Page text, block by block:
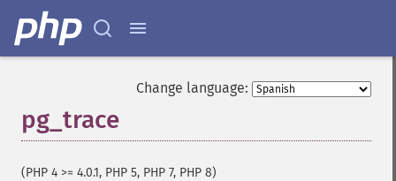
Change language:
pg_trace
(PHP 4 >= 4.0.1, PHP 5, PHP 7, PHP 8)